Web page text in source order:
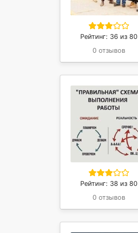
Рейтинг: 36 из 80
0 отзывов
Рейтинг: 38 из 80
0 отзывов